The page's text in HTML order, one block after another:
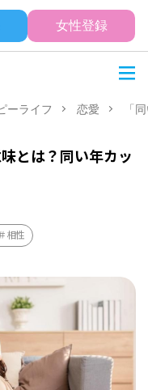
女性登録
ーライフ 恋愛 「
とは？同い年カッ
相性